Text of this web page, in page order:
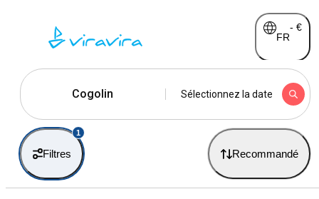
FR
- €
Cogolin Sélectionnez la date
Filtres
1
Recommandé